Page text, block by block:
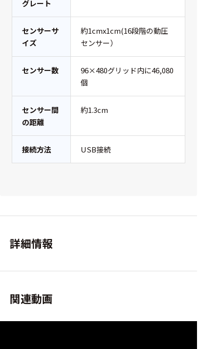
グレート
センサーサ
イズ
約1cmx1cm(16段階の動圧
センサー）
センサー数
96×480グリッド内に46,080
個
センサー間
の距離
約1.3cm
接続方法 USB接続
詳細情報
関連動画